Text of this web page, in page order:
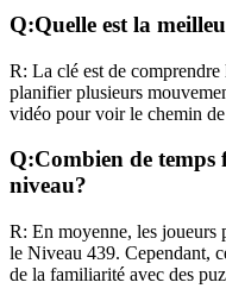
Q:Quelle est la
R: La clé est de
planifier plusieurs
vidéo pour voir le chemin
Q:Combien de
niveau?
R: En moyenne, les joueurs
le Niveau 439. Cependant,
de la familiarité avec des